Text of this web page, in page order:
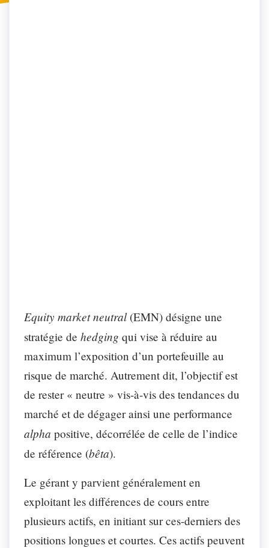
Equity market neutral(EMN) désigne une
stratégie de hedging qui vise à réduire au
maximum l’exposition d’un portefeuille au
risque de marché. Autrement dit, l’objectif est
de rester « neutre » vis-à-vis des tendances du
marché et de dégager ainsi une performance
alpha positive, décorrélée de celle de l’indice
de référence (bêta).
Le gérant y parvient généralement en
exploitant les différences de cours entre
plusieurs actifs, en initiant sur ces-derniers des
positions longues et courtes. Ces actifs peuvent